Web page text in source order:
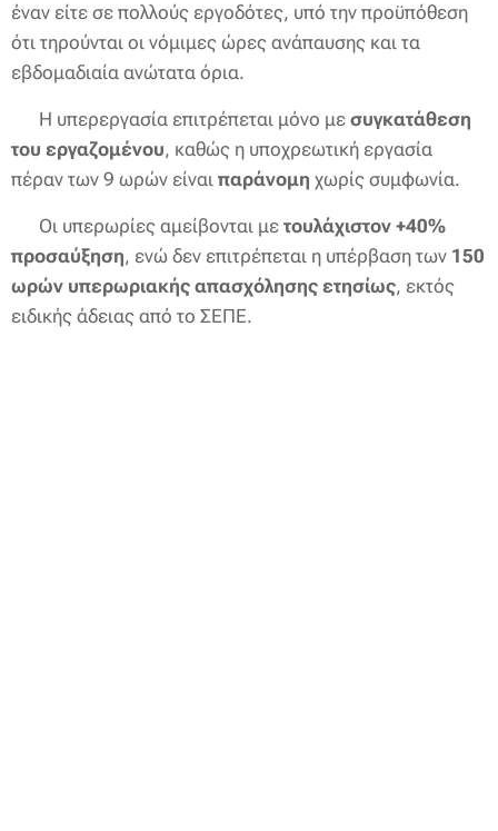
έναν είτε σε πολλούς εργοδότες, υπό την προϋπόθεση
ότι τηρούνται οι νόμιμες ώρες ανάπαυσης και τα
εβδομαδιαία ανώτατα όρια.
➡️ Η υπερεργασία επιτρέπεται μόνο με συγκατάθεση
του εργαζομένου, καθώς η υποχρεωτική εργασία
πέραν των 9 ωρών είναι παράνομη χωρίς συμφωνία.
➡️ Οι υπερωρίες αμείβονται με τουλάχιστον +40%
προσαύξηση, ενώ δεν επιτρέπεται η υπέρβαση των 150
ωρών υπερωριακής απασχόλησης ετησίως, εκτός
ειδικής άδειας από το ΣΕΠΕ.